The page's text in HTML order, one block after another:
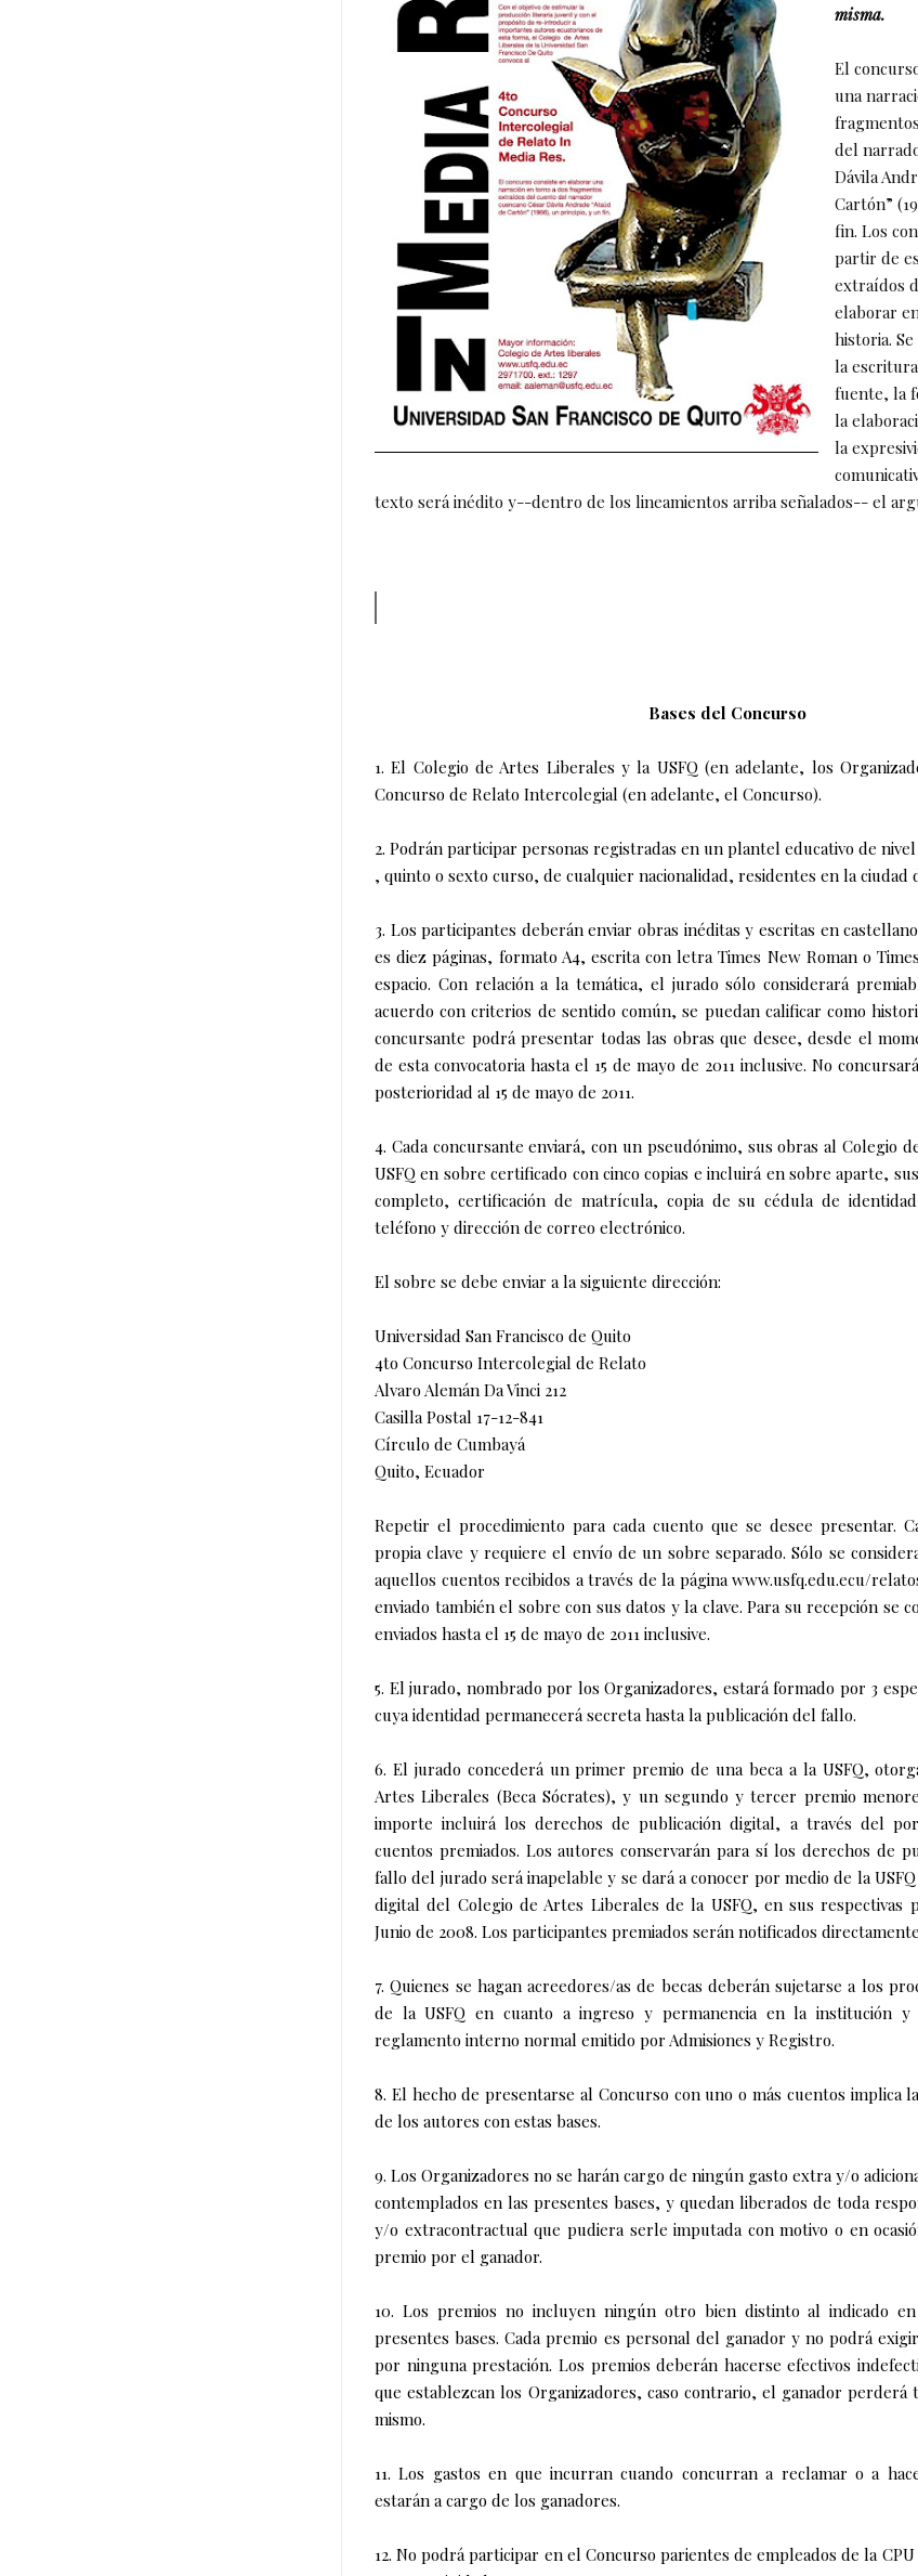
misma.
El
una
del
Dávila
Cartón”
fin. Los
partir de
extraídos
elaborar
historia.
la
fuente, la
la
la
texto será inédito y--dentro de los lineamientos arriba señalados-- el
Bases del Concurso
1. El Colegio de Artes Liberales y la USFQ (en adelante, los
Concurso de Relato Intercolegial (en adelante, el Concurso).
2. Podrán participar personas registradas en un plantel educativo de
, quinto o sexto curso, de cualquier nacionalidad, residentes en la ciudad
3. Los participantes deberán enviar obras inéditas y escritas en
es diez páginas, formato A4, escrita con letra Times New Roman o
espacio. Con relación a la temática, el jurado sólo considerará
acuerdo con criterios de sentido común, se puedan calificar como
concursante podrá presentar todas las obras que desee, desde el
de esta convocatoria hasta el 15 de mayo de 2011 inclusive. No
posterioridad al 15 de mayo de 2011.
4. Cada concursante enviará, con un pseudónimo, sus obras al Colegio
USFQ en sobre certificado con cinco copias e incluirá en sobre aparte,
completo, certificación de matrícula, copia de su cédula de
teléfono y dirección de correo electrónico.
El sobre se debe enviar a la siguiente dirección:
Universidad San Francisco de Quito
4to Concurso Intercolegial de Relato
Alvaro Alemán Da Vinci 212
Casilla Postal 17-12-841
Círculo de Cumbayá
Quito, Ecuador
Repetir el procedimiento para cada cuento que se desee presentar.
propia clave y requiere el envío de un sobre separado. Sólo se
aquellos cuentos recibidos a través de la página www.usfq.edu.ecu/
enviado también el sobre con sus datos y la clave. Para su recepción se
enviados hasta el 15 de mayo de 2011 inclusive.
5. El jurado, nombrado por los Organizadores, estará formado por 3
cuya identidad permanecerá secreta hasta la publicación del fallo.
6. El jurado concederá un primer premio de una beca a la USFQ,
Artes Liberales (Beca Sócrates), y un segundo y tercer premio
importe incluirá los derechos de publicación digital, a través del
cuentos premiados. Los autores conservarán para sí los derechos de
fallo del jurado será inapelable y se dará a conocer por medio de la
digital del Colegio de Artes Liberales de la USFQ, en sus respectivas
Junio de 2008. Los participantes premiados serán notificados
7. Quienes se hagan acreedores/as de becas deberán sujetarse a los
de la USFQ en cuanto a ingreso y permanencia en la institución y
reglamento interno normal emitido por Admisiones y Registro.
8. El hecho de presentarse al Concurso con uno o más cuentos implica
de los autores con estas bases.
9. Los Organizadores no se harán cargo de ningún gasto extra y/o
contemplados en las presentes bases, y quedan liberados de toda
y/o extracontractual que pudiera serle imputada con motivo o en
premio por el ganador.
10. Los premios no incluyen ningún otro bien distinto al indicado
presentes bases. Cada premio es personal del ganador y no podrá
por ninguna prestación. Los premios deberán hacerse efectivos
que establezcan los Organizadores, caso contrario, el ganador perderá
mismo.
11. Los gastos en que incurran cuando concurran a reclamar o a
estarán a cargo de los ganadores.
12. No podrá participar en el Concurso parientes de empleados de la